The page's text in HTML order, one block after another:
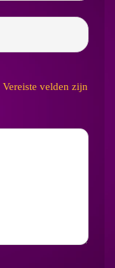
Vereiste velden zijn